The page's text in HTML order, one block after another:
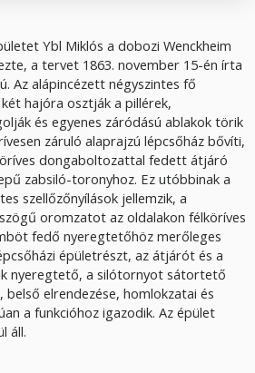
Ybl Miklós a dobozi Wenckheim
a tervet 1863. november 15-én írta
Az alápincézett négyszintes fő
hajóra osztják a pillérek,
és egyenes záródású ablakok törik
záruló alaprajzú lépcsőház bővíti,
dongaboltozattal fedett átjáró
zabsiló-toronyhoz. Ez utóbbinak a
szellőzőnyílások jellemzik, a
oromzatot az oldalakon félköríves
fedő nyeregtetőhöz merőleges
épületrészt, az átjárót és a
nyeregtető, a silótornyot sátortető
belső elrendezése, homlokzatai és
a funkcióhoz igazodik. Az épület
áll.